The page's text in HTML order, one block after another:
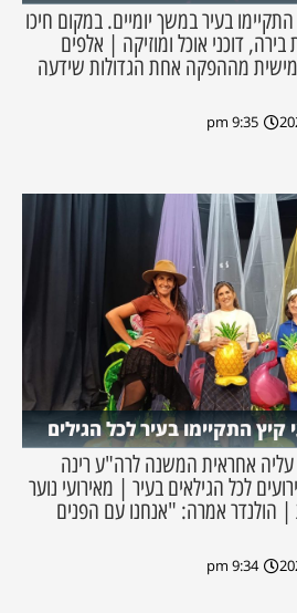
בעיר במשך יומיים. במקום חיכו
דוכני אוכל ומוזיקה | אלפים
מההפקה אחת הגדולות שידעה
9:35 pm
קיץ התקיימו בעיר לכל הגילים
אחראית המשנה לרה"ע רינה
לכל הגילאים בעיר | מאירועי נוער
| הולנדר אמרה: "אנחנו עם הפנים
9:34 pm